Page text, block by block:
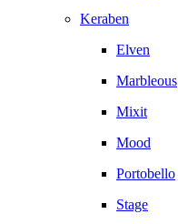
Keraben
Elven
Marbleous
Mixit
Mood
Portobello
Stage